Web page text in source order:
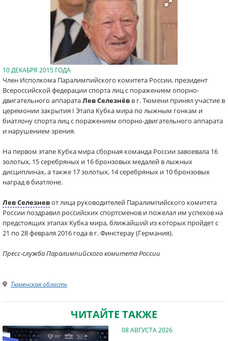
10 ДЕКАБРЯ 2015 ГОДА
Член Исполкома Паралимпийского комитета России, президент
Всероссийской федерации спорта лиц с поражением опорно-
двигательного аппаратаЛев Селезнёв в г. Тюмени принял участие в
церемонии закрытия I Этапа Кубка мира по лыжным гонкам и
биатлону спорта лиц с поражением опорно-двигательного аппарата
и нарушением зрения.
На первом этапе Кубка мира сборная команда России завоевала 16
золотых, 15 серебряных и 16 бронзовых медалей в лыжных
дисциплинах, а также 17 золотых, 14 серебряных и 10 бронзовых
наград в биатлоне.
Лев Селезневот лица руководителей Паралимпийского комитета
России поздравил российских спортсменов и пожелал им успехов на
предстоящих этапах Кубка мира, ближайший из которых пройдет с
21 по 28 февраля 2016 года в г. Финстерау (Германия).
Пресс-служба Паралимпийского комитета России
Тюменская область
ЧИТАЙТЕ ТАКЖЕ
08 АВГУСТА 2026